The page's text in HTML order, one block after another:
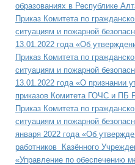
образованиях в Республике
Приказ Комитета по
ситуациям и пожарной
13.01.2022 года «Об
Приказ Комитета по
ситуациям и пожарной
13.01.2022 года «О признании
приказов Комитета ГОЧС и ПБ
Приказ Комитета по
ситуациям и пожарной
января 2022 года «Об
работников Казённого
«Управление по обеспечению